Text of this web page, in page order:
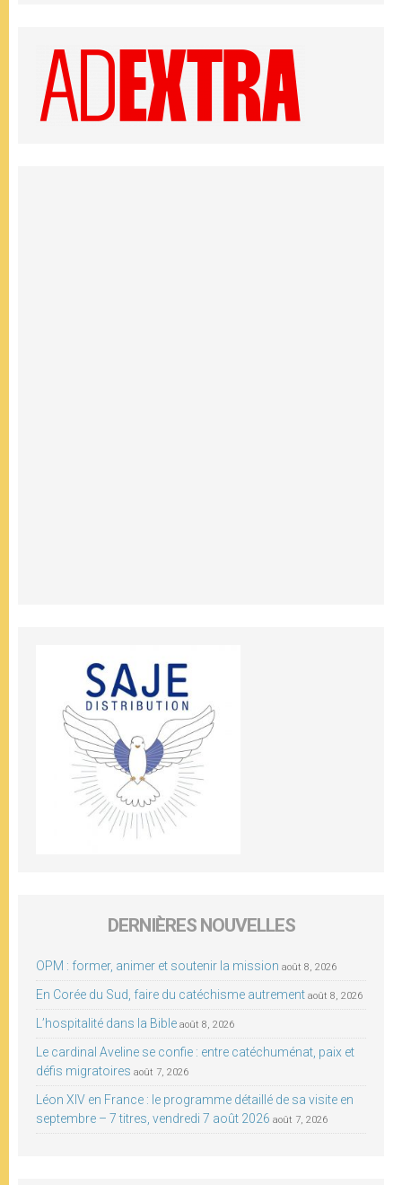
DERNIÈRES NOUVELLES
OPM : former, animer et soutenir la mission août 8, 2026
En Corée du Sud, faire du catéchisme autrement août 8, 2026
L’hospitalité dans la Bible août 8, 2026
Le cardinal Aveline se confie : entre catéchuménat, paix et
défis migratoires août 7, 2026
Léon XIV en France : le programme détaillé de sa visite en
septembre – 7 titres, vendredi 7 août 2026 août 7, 2026